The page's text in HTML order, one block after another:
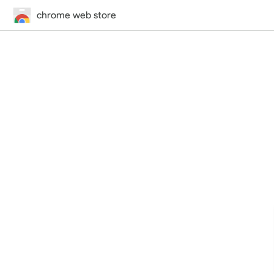
chrome web store